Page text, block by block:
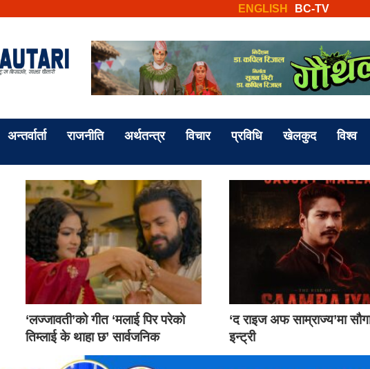
BC-TV
ENGLISH
अन्तर्वार्ता राजनीति अर्थतन्त्र विचार प्रविधि खेलकुद विश्व
‘लज्जावती’को गीत ‘मलाई पिर परेको
तिम्लाई के थाहा छ’ सार्वजनिक
‘द राइज अफ साम्राज्य’मा
इन्ट्री